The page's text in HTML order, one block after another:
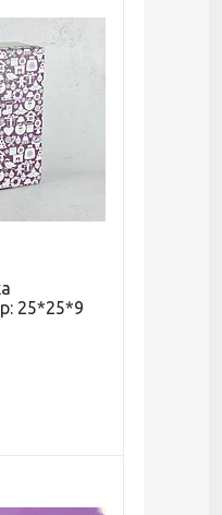
25*25*9